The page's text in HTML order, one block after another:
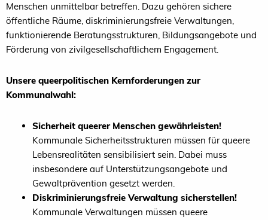
Menschen unmittelbar betreffen. Dazu gehören sichere
öffentliche Räume, diskriminierungsfreie Verwaltungen,
funktionierende Beratungsstrukturen, Bildungsangebote und
Förderung von zivilgesellschaftlichem Engagement.
Unsere queerpolitischen Kernforderungen zur
Kommunalwahl:
Sicherheit queerer Menschen gewährleisten!
Kommunale Sicherheitsstrukturen müssen für queere
Lebensrealitäten sensibilisiert sein. Dabei muss
insbesondere auf Unterstützungsangebote und
Gewaltprävention gesetzt werden.
Diskriminierungsfreie Verwaltung sicherstellen!
Kommunale Verwaltungen müssen queere